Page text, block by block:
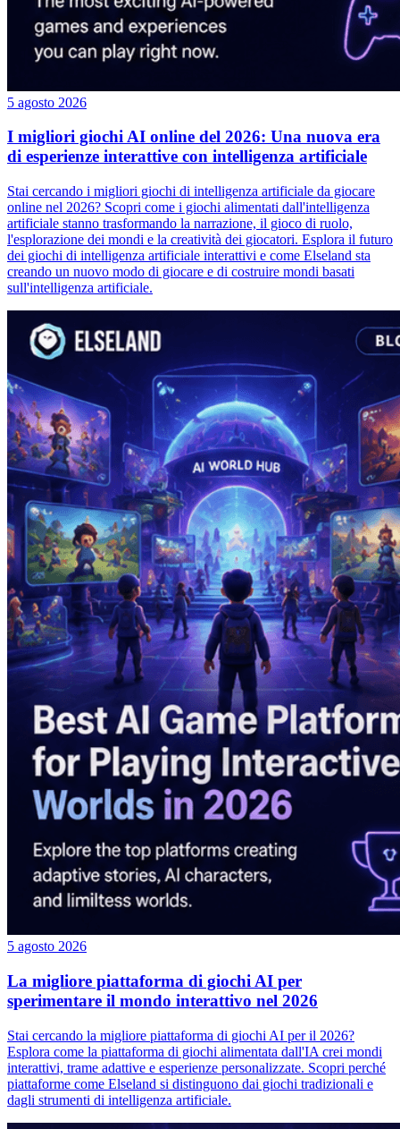
5 agosto 2026
I migliori giochi AI online del 2026: Una nuova era
di esperienze interattive con intelligenza artificiale
Stai cercando i migliori giochi di intelligenza artificiale da giocare
online nel 2026? Scopri come i giochi alimentati dall'intelligenza
artificiale stanno trasformando la narrazione, il gioco di ruolo,
l'esplorazione dei mondi e la creatività dei giocatori. Esplora il futuro
dei giochi di intelligenza artificiale interattivi e come Elseland sta
creando un nuovo modo di giocare e di costruire mondi basati
sull'intelligenza artificiale.
5 agosto 2026
La migliore piattaforma di giochi AI per
sperimentare il mondo interattivo nel 2026
Stai cercando la migliore piattaforma di giochi AI per il 2026?
Esplora come la piattaforma di giochi alimentata dall'IA crei mondi
interattivi, trame adattive e esperienze personalizzate. Scopri perché
piattaforme come Elseland si distinguono dai giochi tradizionali e
dagli strumenti di intelligenza artificiale.